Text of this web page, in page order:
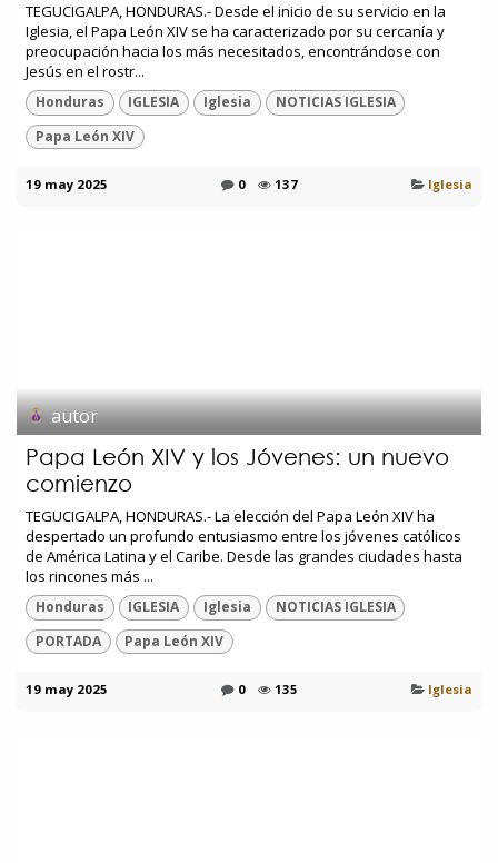
TEGUCIGALPA, HONDURAS.- Desde el inicio de su servicio en la
Iglesia, el Papa León XIV se ha caracterizado por su cercanía y
preocupación hacia los más necesitados, encontrándose con
Jesús en el rostr...
Honduras IGLESIA Iglesia
NOTICIAS IGLESIA
Papa León XIV
19 may 2025 0 137 Iglesia
autor
Papa León XIV y los Jóvenes: un nuevo
comienzo
TEGUCIGALPA, HONDURAS.- La elección del Papa León XIV ha
despertado un profundo entusiasmo entre los jóvenes católicos
de América Latina y el Caribe. Desde las grandes ciudades hasta
los rincones más ...
Honduras IGLESIA Iglesia
NOTICIAS IGLESIA
PORTADA
Papa León XIV
19 may 2025 0 135 Iglesia